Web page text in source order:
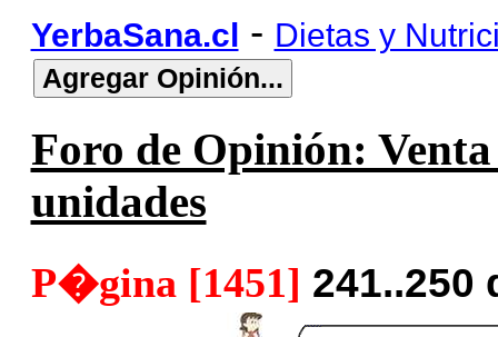
YerbaSana.cl - Dietas y
Foro de Opinión:
unidades
P�gina [1451] 241..250